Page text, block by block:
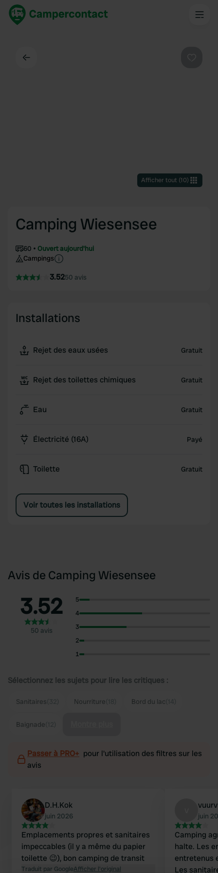
Afficher tout(10)
Camping Wiesensee
60
Ouvert aujourd'hui
Campings
3.5250 avis
Installations
Rejet des eaux usées Gratuit
Rejet des toilettes chimiques Gratuit
Eau Gratuit
Électricité (16A) Payé
Toilette Gratuit
Voir toutes les installations
Avis de Camping Wiesensee
3.52
50 avis
5
4
3
2
1
Sélectionnez les sujets pour lire les critiques :
Sanitaires Nourriture Bord du lac
Baignade
Passer à PRO+ pour l'utilisation des filtres sur les
avis
D.H.Kok
juin 2026
Emplacements propres et sanitaires
impeccables (il y a même du papier
toilette 😉), bon camping de transit
Traduit par GoogleAfficher l'original
juin
Camping
halte. Les
entretenus
Les